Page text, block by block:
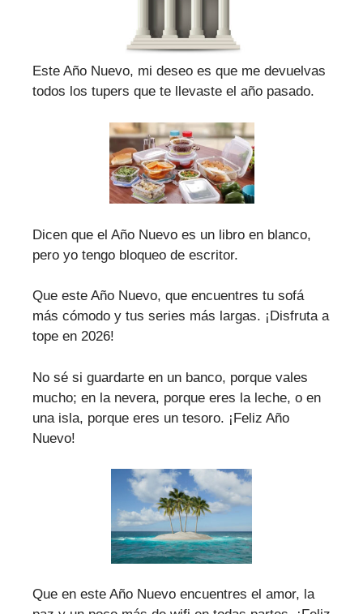
Este Año Nuevo, mi deseo es que me devuelvas
todos los tupers que te llevaste el año pasado.
Dicen que el Año Nuevo es un libro en blanco,
pero yo tengo bloqueo de escritor.
Que este Año Nuevo, que encuentres tu sofá
más cómodo y tus series más largas. ¡Disfruta a
tope en 2026!
No sé si guardarte en un banco, porque vales
mucho; en la nevera, porque eres la leche, o en
una isla, porque eres un tesoro. ¡Feliz Año
Nuevo!
Que en este Año Nuevo encuentres el amor, la